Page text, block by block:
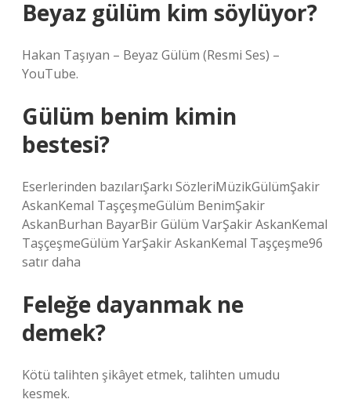
Beyaz gülüm kim söylüyor?
Hakan Taşıyan – Beyaz Gülüm (Resmi Ses) –
YouTube.
Gülüm benim kimin
bestesi?
Eserlerinden bazılarıŞarkı SözleriMüzikGülümŞakir
AskanKemal TaşçeşmeGülüm BenimŞakir
AskanBurhan BayarBir Gülüm VarŞakir AskanKemal
TaşçeşmeGülüm YarŞakir AskanKemal Taşçeşme96
satır daha
Feleğe dayanmak ne
demek?
Kötü talihten şikâyet etmek, talihten umudu
kesmek.